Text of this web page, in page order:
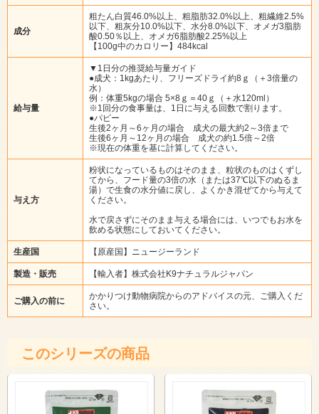
成分
粗たん白質46.0%以上、粗脂肪32.0%以上、粗繊維2.5%
以下、粗灰分10.0%以下、水分8.0%以下、オメガ3脂肪
酸0.50％以上、オメガ6脂肪酸2.25%以上
【100g中のカロリー】484kcal
給与量
▼1日分の推奨給与量ガイド
●成犬：1kgあたり、フリーズドライ約8ｇ（＋3倍量の
水）
例：体重5kgの場合 5×8ｇ＝40ｇ（＋水120ml）
※1回分の食事量は、1日に与える回数で割ります。
●パピー
生後2ヶ月～6ヶ月の場合 成犬の最大約2～3倍まで
生後6ヶ月～12ヶ月の場合 成犬の約1.5倍～2倍
※現在の体重を基に計算してください。
与え方
粉状になっているものはそのまま、粒状のものはくずし
てから、フード量の3倍の水（または37℃以下のぬるま
湯）で生食の水分値に戻し、よくかき混ぜてから与えて
ください。
水で戻さずにそのまま与える場合には、いつでもお水を
飲める状態にしておいてください。
生産国 【原産国】ニュージーランド
製造・販売 【輸入者】株式会社K9ナチュラルジャパン
ご購入の前に
かかりつけ動物病院からのアドバイスの元、ご購入くだ
さい。
このシリーズの商品